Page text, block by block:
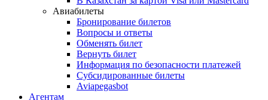
Авиабилеты
Бронирование билетов
Вопросы и ответы
Обменять билет
Вернуть билет
Информация по безопасности платежей
Субсидированные билеты
Aviapegasbot
Агентам